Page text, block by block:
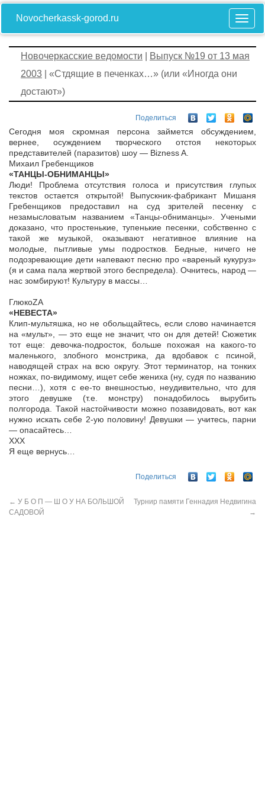
Novocherkassk-gorod.ru
Новочеркасские ведомости
Выпуск №19 от 13 мая
2003 | «Стдящие в печенках…» (или «Иногда они
достают»)
Поделиться
Сегодня моя скромная персона займется обсуждением,
вернее, осуждением творческого отстоя некоторых
представителей (паразитов) шоу — Bizness A.
Михаил Гребенщиков
«ТАНЦЫ-ОБНИМАНЦЫ»
Люди! Проблема отсутствия голоса и присутствия глупых
текстов остается открытой! Выпускник-фабрикант Мишаня
Гребенщиков предоставил на суд зрителей песенку с
незамысловатым названием «Танцы-обниманцы». Учеными
доказано, что простенькие, тупенькие песенки, собственно с
такой же музыкой, оказывают негативное влияние на
молодые, пытливые умы подростков. Бедные, ничего не
подозревающие дети напевают песню про «вареный кукуруз»
(я и сама пала жертвой этого беспредела). Очнитесь, народ —
нас зомбируют! Культуру в массы…
ГлюкоZA
«НЕВЕСТА»
Клип-мультяшка, но не обольщайтесь, если слово начинается
на «мульт», — это еще не значит, что он для детей! Сюжетик
тот еще: девочка-подросток, больше похожая на какого-то
маленького, злобного монстрика, да вдобавок с псиной,
наводящей страх на всю округу. Этот терминатор, на тонких
ножках, по-видимому, ищет себе жениха (ну, судя по названию
песни…), хотя с ее-то внешностью, неудивительно, что для
этого девушке (т.е. монстру) понадобилось вырубить
полгорода. Такой настойчивости можно позавидовать, вот как
нужно искать себе 2-ую половину! Девушки — учитесь, парни
— опасайтесь…
XXX
Я еще вернусь…
Поделиться
← У Б О П — Ш О У НА БОЛЬШОЙ
САДОВОЙ
Турнир памяти Геннадия Недвигина
→